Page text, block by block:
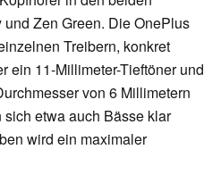
Zen Green. Die OnePlus
Treibern, konkret
ein 11-Millimeter-Tieftöner und
von 6 Millimetern
etwa auch Bässe klar
wird ein maximaler